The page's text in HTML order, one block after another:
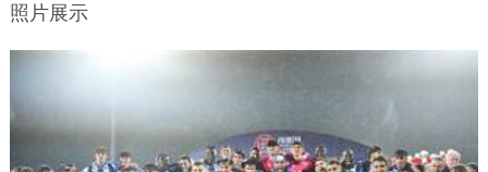
照片展示